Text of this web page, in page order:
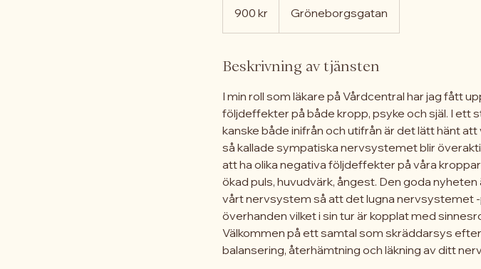
kronor900 kr Gröneborgsgatan
Beskrivning av tjänsten
I min roll som läkare på Vårdcentral har jag fått
följdeffekter på både kropp, psyke och själ. I ett
kanske både inifrån och utifrån är det lätt hänt
så kallade sympatiska nervsystemet blir
att ha olika negativa följdeffekter på våra
ökad puls, huvudvärk, ångest. Den goda
vårt nervsystem så att det lugna nervsystemet
överhanden vilket i sin tur är kopplat med
Välkommen på ett samtal som skräddarsys
balansering, återhämtning och läkning av ditt